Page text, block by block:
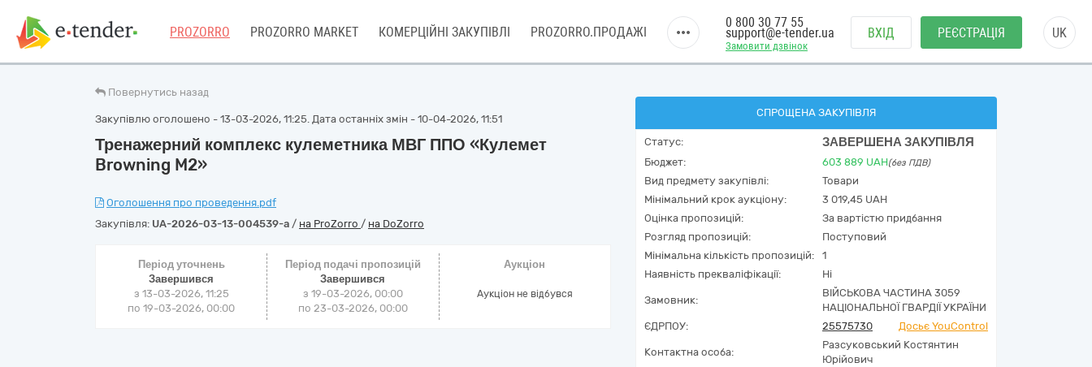
PROZORRO PROZORRO MARKET КОМЕРЦІЙНІ ЗАКУПІВЛІ PROZORRO.ПРОДАЖІ
Замовити дзвінок
0 800 30 77 55
support@e-tender.ua ВХІД РЕЄСТРАЦІЯ UK
Повернутись назад
Закупівлю оголошено - 13-03-2026, 11:25. Дата останніх змін - 10-04-2026, 11:51
Тренажерний комплекс кулеметника МВГ ППО «Кулемет
Browning M2»
Оголошення про проведення.pdf
Закупівля: UA-2026-03-13-004539-a / на ProZorro / на DoZorro
Період уточнень
Завершився
з 13-03-2026, 11:25
по 19-03-2026, 00:00
Період подачі пропозицій
Завершився
з 19-03-2026, 00:00
по 23-03-2026, 00:00
Аукціон
Аукціон не відбувся
СПРОЩЕНА ЗАКУПІВЛЯ
Статус: ЗАВЕРШЕНА ЗАКУПІВЛЯ
Бюджет: 603 889 UAH(без ПДВ)
Вид предмету закупівлі:
Товари
Мінімальний крок аукціону:
3 019,45 UAH
Оцінка пропозицій:
За вартістю придбання
Розгляд пропозицій:
Поступовий
Мінімальна кількість пропозицій:
1
Наявність прекваліфікації:
Ні
Замовник:
ВІЙСЬКОВА ЧАСТИНА 3059
НАЦІОНАЛЬНОЇ ГВАРДІЇ УКРАЇНИ
ЄДРПОУ:
25575730 Досьє YouControl
Контактна особа:
Разсуковський Костянтин
Юрійович